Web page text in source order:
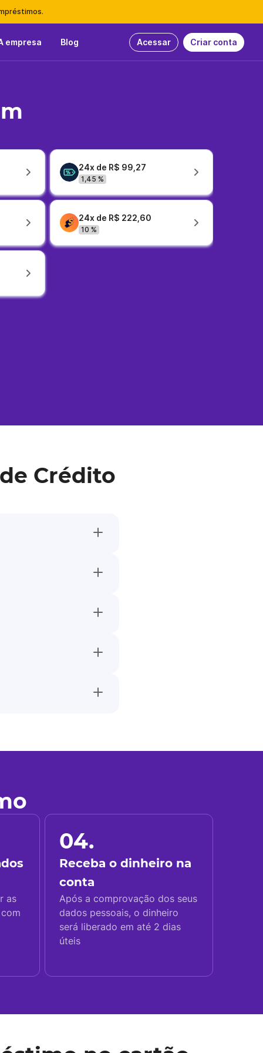
empresa Blog Acessar Criar conta
24x de R$ 99,27
1,45 %
24x de R$ 222,60
10 %
Crédito
as
04.
Receba o dinheiro na
conta
Após a comprovação dos seus
dados pessoais, o dinheiro
será liberado em até 2 dias
úteis